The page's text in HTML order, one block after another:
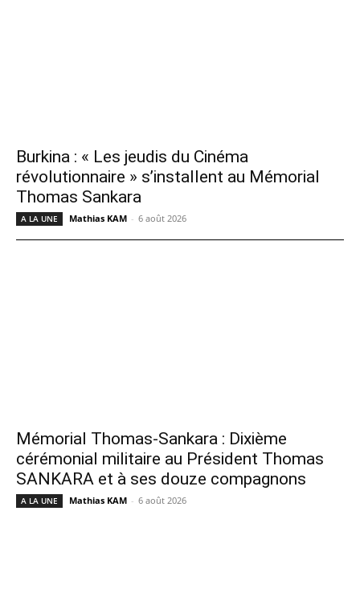
Burkina : « Les jeudis du Cinéma
révolutionnaire » s’installent au Mémorial
Thomas Sankara
A LA UNE Mathias KAM - 6 août 2026
Mémorial Thomas-Sankara : Dixième
cérémonial militaire au Président Thomas
SANKARA et à ses douze compagnons
A LA UNE Mathias KAM - 6 août 2026